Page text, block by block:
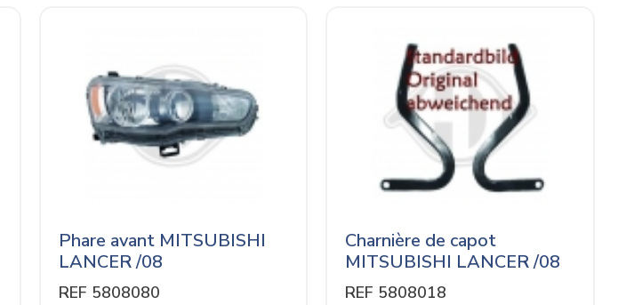
Phare avant MITSUBISHI
LANCER /08
REF 5808080
Charnière de capot
MITSUBISHI LANCER /08
REF 5808018